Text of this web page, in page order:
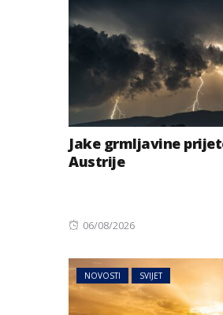
Jake grmljavine
Austrije
Posted
06/08/2026
NOVOSTI SVIJET